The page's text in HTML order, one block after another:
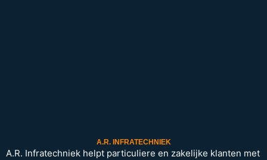
A.R. INFRATECHNIEK
A.R. Infratechniek helpt particuliere en zakelijke klanten met